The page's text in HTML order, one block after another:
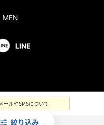
絞り込み
MEN
LINE
ールやSMSについて